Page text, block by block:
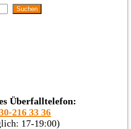
Suchen
Überfalltelefon:
216 33 36
17-19:00)